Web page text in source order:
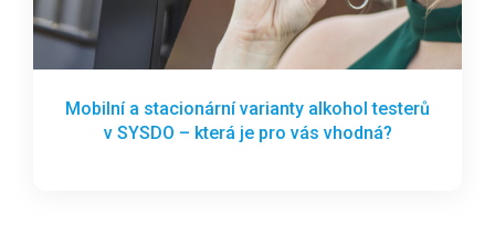
Mobilní a stacionární varianty alkohol testerů
v SYSDO – která je pro vás vhodná?